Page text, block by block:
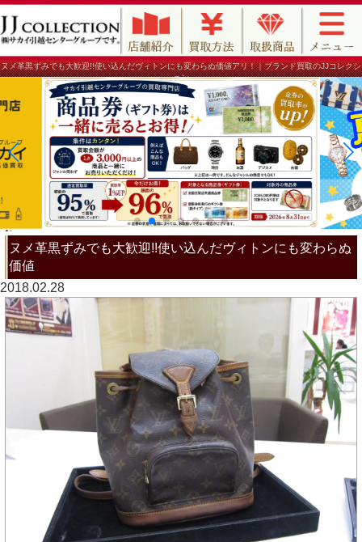
ヌメ革黒ずみでも大歓迎!!使い込んだヴィトンにも変わらぬ価値アリ！｜ブランド買取のJJコレクシ
ョン
ヌメ革黒ずみでも大歓迎!!使い込んだヴィトンにも変わらぬ
価値
2018.02.28